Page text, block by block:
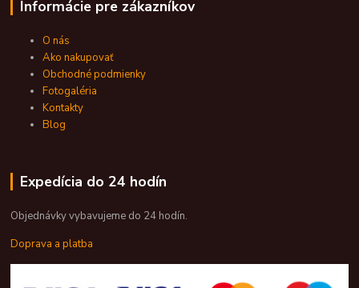
Informácie pre zákazníkov
O nás
Ako nakupovať
Obchodné podmienky
Fotogaléria
Kontakty
Blog
Expedícia do 24 hodín
Objednávky vybavujeme do 24 hodín.
Doprava a platba